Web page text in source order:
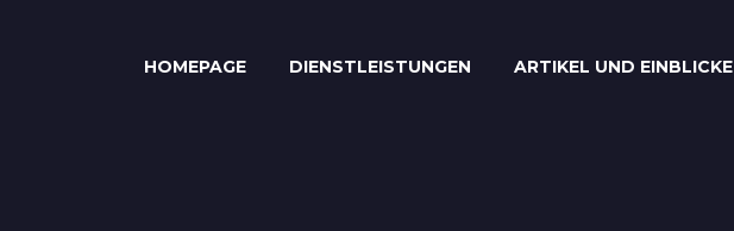
HOMEPAGE DIENSTLEISTUNGEN ARTIKEL UND EINBLICKE